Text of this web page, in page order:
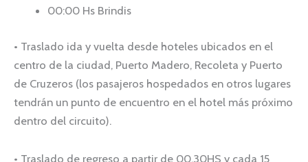
00:00 Hs Brindis
• Traslado ida y vuelta desde hoteles ubicados en el
centro de la ciudad, Puerto Madero, Recoleta y Puerto
de Cruzeros (los pasajeros hospedados en otros lugares
tendrán un punto de encuentro en el hotel más próximo
dentro del circuito).
• Traslado de regreso a partir de 00.30HS y cada 15